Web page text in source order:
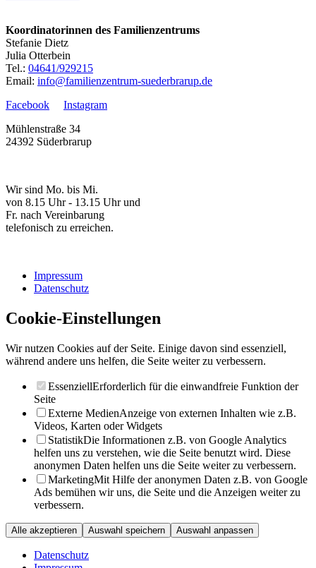
Koordinatorinnen des Familienzentrums
Stefanie Dietz
Julia Otterbein
Tel.: 04641/929215
Email: info@familienzentrum-suederbrarup.de
Facebook
Instagram
Mühlenstraße 34
24392 Süderbrarup
Wir sind Mo. bis Mi.
von 8.15 Uhr - 13.15 Uhr und
Fr. nach Vereinbarung
telefonisch zu erreichen.
Impressum
Datenschutz
Cookie-Einstellungen
Wir nutzen Cookies auf der Seite. Einige davon sind essenziell,
während andere uns helfen, die Seite weiter zu verbessern.
EssenziellErforderlich für die einwandfreie Funktion der
Seite
Externe MedienAnzeige von externen Inhalten wie z.B.
Videos, Karten oder Widgets
StatistikDie Informationen z.B. von Google Analytics
helfen uns zu verstehen, wie die Seite benutzt wird. Diese
anonymen Daten helfen uns die Seite weiter zu verbessern.
MarketingMit Hilfe der anonymen Daten z.B. von Google
Ads bemühen wir uns, die Seite und die Anzeigen weiter zu
verbessern.
Alle akzeptieren Auswahl speichern Auswahl anpassen
Datenschutz